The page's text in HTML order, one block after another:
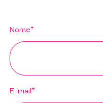
Nome*
E-mail*